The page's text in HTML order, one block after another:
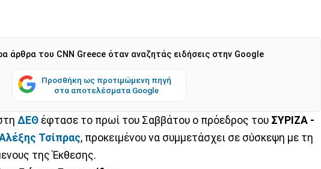
άρθρα του CNN Greece όταν αναζητάς ειδήσεις στην Google
Προσθήκη ως προτιμώμενη πηγή
στα αποτελέσματα Google
ΔΕΘ έφτασε το πρωί του Σαββάτου ο πρόεδρος του ΣΥΡΙΖΑ -
Τσίπρας, προκειμένου να συμμετάσχει σε σύσκεψη με τη
της Έκθεσης.